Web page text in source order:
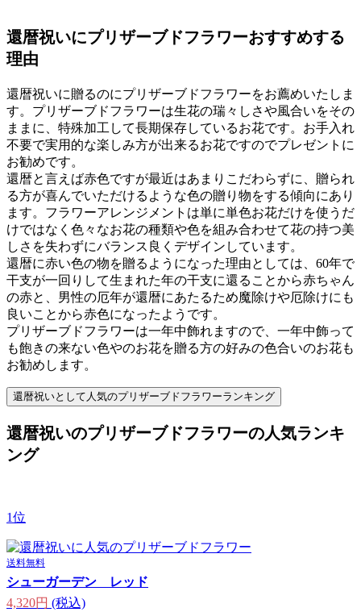
還暦祝いにプリザーブドフラワーおすすめする
理由
還暦祝いに贈るのにプリザーブドフラワーをお薦めいたしま
す。プリザーブドフラワーは生花の瑞々しさや風合いをその
ままに、特殊加工して長期保存しているお花です。お手入れ
不要で実用的な楽しみ方が出来るお花ですのでプレゼントに
お勧めです。
還暦と言えば赤色ですが最近はあまりこだわらずに、贈られ
る方が喜んでいただけるような色の贈り物をする傾向にあり
ます。フラワーアレンジメントは単に単色お花だけを使うだ
けではなく色々なお花の種類や色を組み合わせて花の持つ美
しさを失わずにバランス良くデザインしています。
還暦に赤い色の物を贈るようになった理由としては、60年で
干支が一回りして生まれた年の干支に還ることから赤ちゃん
の赤と、男性の厄年が還暦にあたるため魔除けや厄除けにも
良いことから赤色になったようです。
プリザーブドフラワーは一年中飾れますので、一年中飾って
も飽きの来ない色やのお花を贈る方の好みの色合いのお花も
お勧めします。
還暦祝いとして人気のプリザーブドフラワーランキング
還暦祝いのプリザーブドフラワーの人気ランキ
ング
1位
送料無料
シューガーデン レッド
4,320円 (税込)